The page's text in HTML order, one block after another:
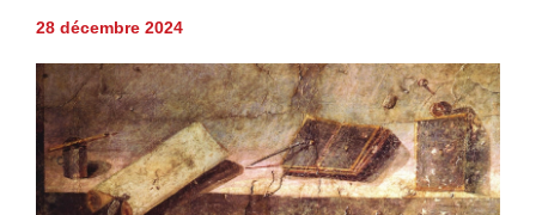
28 décembre 2024